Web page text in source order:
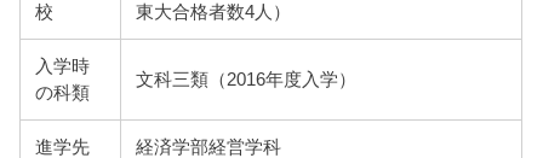
校
東大合格者数4人）
入学時
の科類
文科三類（2016年度入学）
進学先 経済学部経営学科